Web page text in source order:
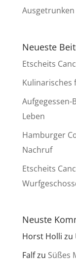
Ausgetrunken
Neueste
Etscheits
Kulinarisches
Aufgegessen-
Leben
Hamburger
Nachruf
Etscheits
Neuste
Horst Holli zu
Falfzu Süßes